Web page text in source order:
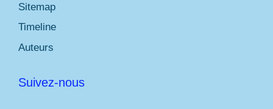
Sitemap
Timeline
Auteurs
Suivez-nous